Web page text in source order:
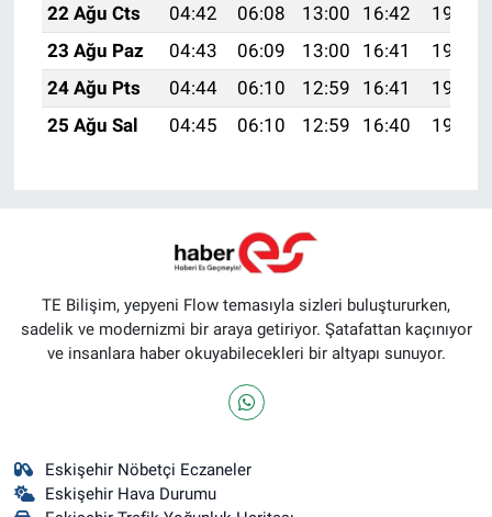
22 Ağu Cts
04:42 06:08 13:00 16:42
19:42
23 Ağu Paz
04:43 06:09 13:00 16:41
19:41
24 Ağu Pts
04:44 06:10 12:59 16:41
19:39
25 Ağu Sal
04:45 06:10 12:59 16:40 19:38
TE Bilişim, yepyeni Flow temasıyla sizleri buluştururken,
sadelik ve modernizmi bir araya getiriyor. Şatafattan kaçınıyor
ve insanlara haber okuyabilecekleri bir altyapı sunuyor.
Eskişehir Nöbetçi Eczaneler
Eskişehir Hava Durumu